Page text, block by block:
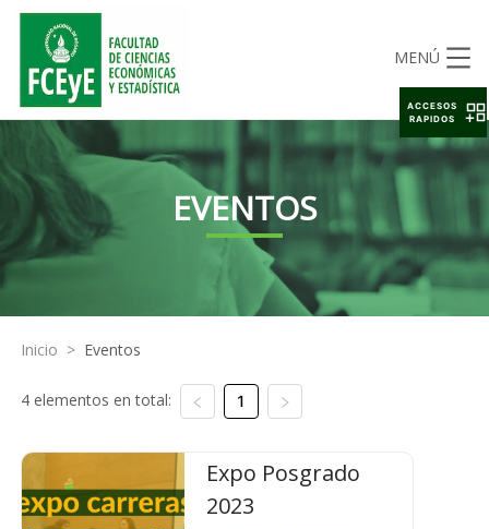
MENÚ
EVENTOS
Inicio > Eventos
4 elementos en total: 1
Expo Posgrado
2023
ACCESOS
RAPIDOS